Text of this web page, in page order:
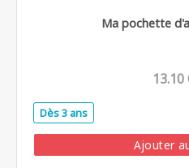
Ma pochette
13.10
Dès 3 ans
Ajouter